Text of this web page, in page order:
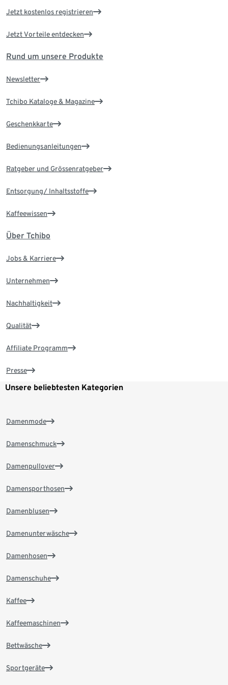
Jetzt kostenlos registrieren
Jetzt Vorteile entdecken
Rund um unsere Produkte
Newsletter
Tchibo Kataloge & Magazine
Geschenkkarte
Bedienungsanleitungen
Ratgeber und Grössenratgeber
Entsorgung/ Inhaltsstoffe
Kaffeewissen
Über Tchibo
Jobs & Karriere
Unternehmen
Nachhaltigkeit
Qualität
Affiliate Programm
Presse
Unsere beliebtesten Kategorien
Damenmode
Damenschmuck
Damenpullover
Damensporthosen
Damenblusen
Damenunterwäsche
Damenhosen
Damenschuhe
Kaffee
Kaffeemaschinen
Bettwäsche
Sportgeräte